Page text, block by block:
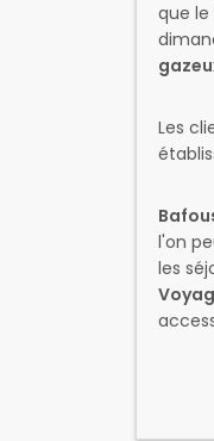
que le
Les
l'on
les